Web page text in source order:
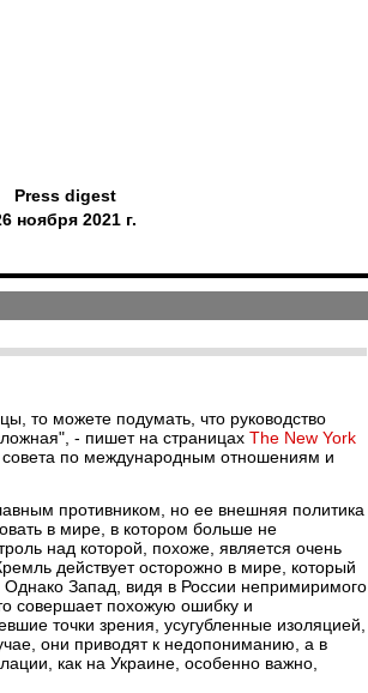
Press digest
ноября 2021 г.
то можете подумать, что руководство
- пишет на страницах The New York
совета по международным отношениям и
противником, но ее внешняя политика
в мире, в котором больше не
над которой, похоже, является очень
действует осторожно в мире, который
Запад, видя в России непримиримого
совершает похожую ошибку и
точки зрения, усугубленные изоляцией,
они приводят к недопониманию, а в
как на Украине, особенно важно,